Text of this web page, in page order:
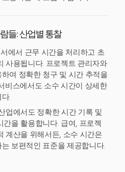
들: 산업별 통찰
에서 근무 시간을 처리하고 초
사용됩니다. 프로젝트 관리자와
여 정확한 청구 및 시간 추적을
비스에서도 소수 시간이 상세한
.
업에서도 정확한 시간 기록 및
을 활용합니다. 급여, 프로젝
계산을 위해서든, 소수 시간은
보편적인 표준을 제공합니다.